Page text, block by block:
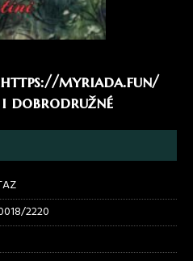
https://myriada.fun/
dobrodružné
2220